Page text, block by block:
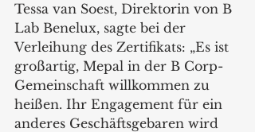
Tessa van Soest, Direktorin von B
Lab Benelux, sagte bei der
Verleihung des Zertifikats: „Es ist
großartig, Mepal in der B Corp-
Gemeinschaft willkommen zu
heißen. Ihr Engagement für ein
anderes Geschäftsgebaren wird